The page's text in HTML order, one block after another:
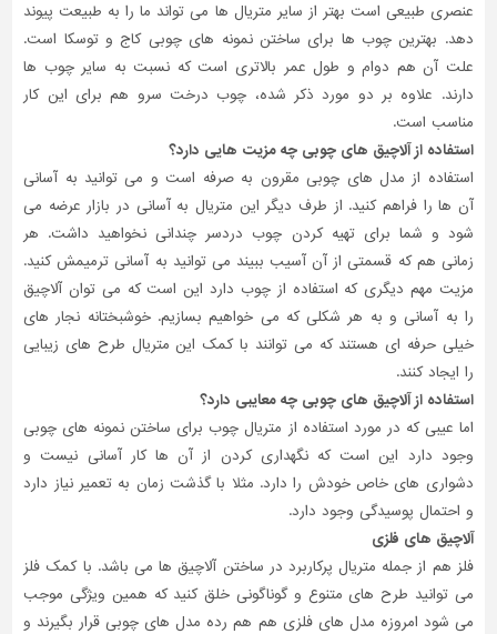
عنصری طبیعی است بهتر از سایر متریال ها می تواند ما را به طبیعت پیوند
دهد. بهترین چوب ها برای ساختن نمونه های چوبی کاج و توسکا است.
علت آن هم دوام و طول عمر بالاتری است که نسبت به سایر چوب ها
دارند. علاوه بر دو مورد ذکر شده، چوب درخت سرو هم برای این کار
مناسب است.
استفاده از آلاچیق های چوبی چه مزیت هایی دارد؟
استفاده از مدل های چوبی مقرون به صرفه است و می توانید به آسانی
آن ها را فراهم کنید. از طرف دیگر این متریال به آسانی در بازار عرضه می
شود و شما برای تهیه کردن چوب دردسر چندانی نخواهید داشت. هر
زمانی هم که قسمتی از آن آسیب ببیند می توانید به آسانی ترمیمش کنید.
مزیت مهم دیگری که استفاده از چوب دارد این است که می توان آلاچیق
را به آسانی و به هر شکلی که می خواهیم بسازیم. خوشبختانه نجار های
خیلی حرفه ای هستند که می توانند با کمک این متریال طرح های زیبایی
را ایجاد کنند.
استفاده از آلاچیق های چوبی چه معایبی دارد؟
اما عیبی که در مورد استفاده از متریال چوب برای ساختن نمونه های چوبی
وجود دارد این است که نگهداری کردن از آن ها کار آسانی نیست و
دشواری های خاص خودش را دارد. مثلا با گذشت زمان به تعمیر نیاز دارد
و احتمال پوسیدگی وجود دارد.
آلاچیق های فلزی
فلز هم از جمله متریال پرکاربرد در ساختن آلاچیق ها می باشد. با کمک فلز
می توانید طرح های متنوع و گوناگونی خلق کنید که همین ویژگی موجب
می شود امروزه مدل های فلزی هم هم رده مدل های چوبی قرار بگیرند و